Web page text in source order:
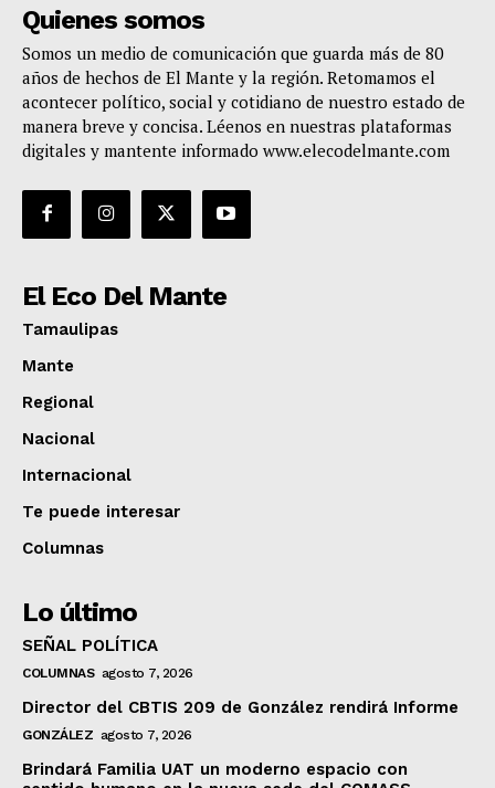
Quienes somos
Somos un medio de comunicación que guarda más de 80
años de hechos de El Mante y la región. Retomamos el
acontecer político, social y cotidiano de nuestro estado de
manera breve y concisa. Léenos en nuestras plataformas
digitales y mantente informado www.elecodelmante.com
El Eco Del Mante
Tamaulipas
Mante
Regional
Nacional
Internacional
Te puede interesar
Columnas
Lo último
SEÑAL POLÍTICA
COLUMNAS agosto 7, 2026
Director del CBTIS 209 de González rendirá Informe
GONZÁLEZ agosto 7, 2026
Brindará Familia UAT un moderno espacio con